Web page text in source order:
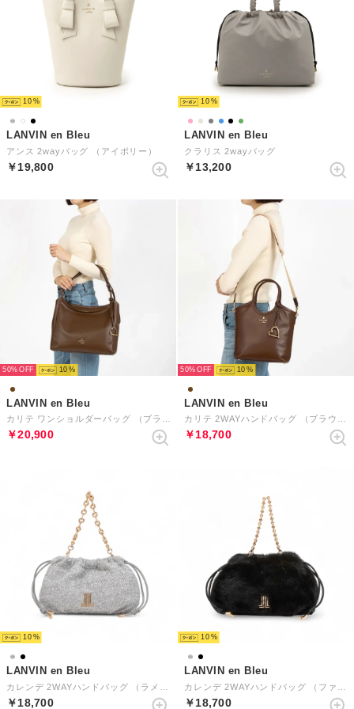
10
LANVIN en Bleu
アンス 2wayバッグ （アイボリー）
￥19,800
10
LANVIN en Bleu
クラリス 2wayバッグ
￥13,200
50% 10
LANVIN en Bleu
￥20,900
50% 10
LANVIN en Bleu
￥18,700
10
LANVIN en Bleu
￥18,700
10
LANVIN en Bleu
￥18,700